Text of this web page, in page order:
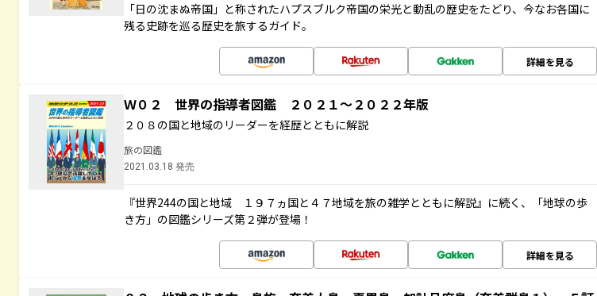
「日の沈まぬ帝国」と称されたハプスブルク帝国の栄光と動乱の歴史をたどり、今なお各国に
残る史跡を巡る歴史を旅するガイド。
詳細を見る
Ｗ０２ 世界の指導者図鑑 ２０２１～２０２２年版
２０８の国と地域のリーダーを経歴とともに解説
旅の図鑑
2021.03.18 発売
『世界244の国と地域 １９７ヵ国と４７地域を旅の雑学とともに解説』に続く、「地球の歩
き方」の図鑑シリーズ第２弾が登場！
詳細を見る